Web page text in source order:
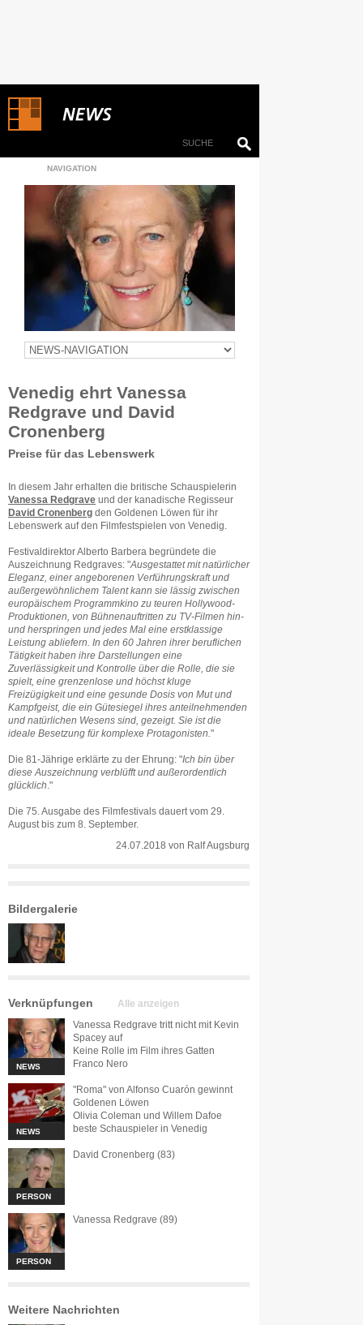
NAVIGATION
Venedig ehrt Vanessa
Redgrave und David
Cronenberg
Preise für das Lebenswerk
In diesem Jahr erhalten die britische Schauspielerin
Vanessa Redgrave und der kanadische Regisseur
David Cronenberg den Goldenen Löwen für ihr
Lebenswerk auf den Filmfestspielen von Venedig.
Festivaldirektor Alberto Barbera begründete die
Auszeichnung Redgraves: "Ausgestattet mit natürlicher
Eleganz, einer angeborenen Verführungskraft und
außergewöhnlichem Talent kann sie lässig zwischen
europäischem Programmkino zu teuren Hollywood-
Produktionen, von Bühnenauftritten zu TV-Filmen hin-
und herspringen und jedes Mal eine erstklassige
Leistung abliefern. In den 60 Jahren ihrer beruflichen
Tätigkeit haben ihre Darstellungen eine
Zuverlässigkeit und Kontrolle über die Rolle, die sie
spielt, eine grenzenlose und höchst kluge
Freizügigkeit und eine gesunde Dosis von Mut und
Kampfgeist, die ein Gütesiegel ihres anteilnehmenden
und natürlichen Wesens sind, gezeigt. Sie ist die
ideale Besetzung für komplexe Protagonisten. "
Die 81-Jährige erklärte zu der Ehrung: "Ich bin über
diese Auszeichnung verblüfft und außerordentlich
glücklich ."
Die 75. Ausgabe des Filmfestivals dauert vom 29.
August bis zum 8. September.
24.07.2018 von Ralf Augsburg
Bildergalerie
Verknüpfungen Alle anzeigen
NEWS
Vanessa Redgrave tritt nicht mit Kevin
Spacey auf
Keine Rolle im Film ihres Gatten
Franco Nero
NEWS
"Roma" von Alfonso Cuarón gewinnt
Goldenen Löwen
Olivia Coleman und Willem Dafoe
beste Schauspieler in Venedig
PERSON
David Cronenberg (83)
PERSON
Vanessa Redgrave (89)
Weitere Nachrichten